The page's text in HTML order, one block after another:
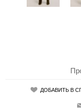
ДОБАВИТЬ В